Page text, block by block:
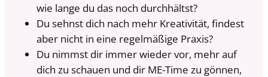
wie lange du das noch durchhältst?
Du sehnst dich nach mehr Kreativität, findest
aber nicht in eine regelmäßige Praxis?
Du nimmst dir immer wieder vor, mehr auf
dich zu schauen und dir ME-Time zu gönnen,